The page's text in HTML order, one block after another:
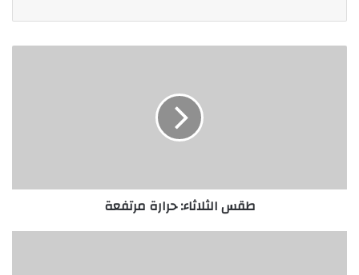
طقس الثلاثاء: حرارة مرتفعة